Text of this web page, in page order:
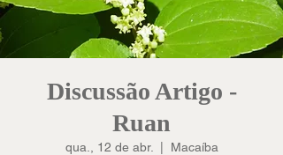
Discussão Artigo -
Ruan
qua., 12 de abr. Macaíba